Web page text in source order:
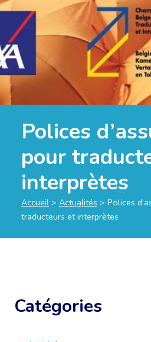
Polices
pour
interprètes
Accueil > Actualités > Polices
traducteurs et interprètes
Catégories